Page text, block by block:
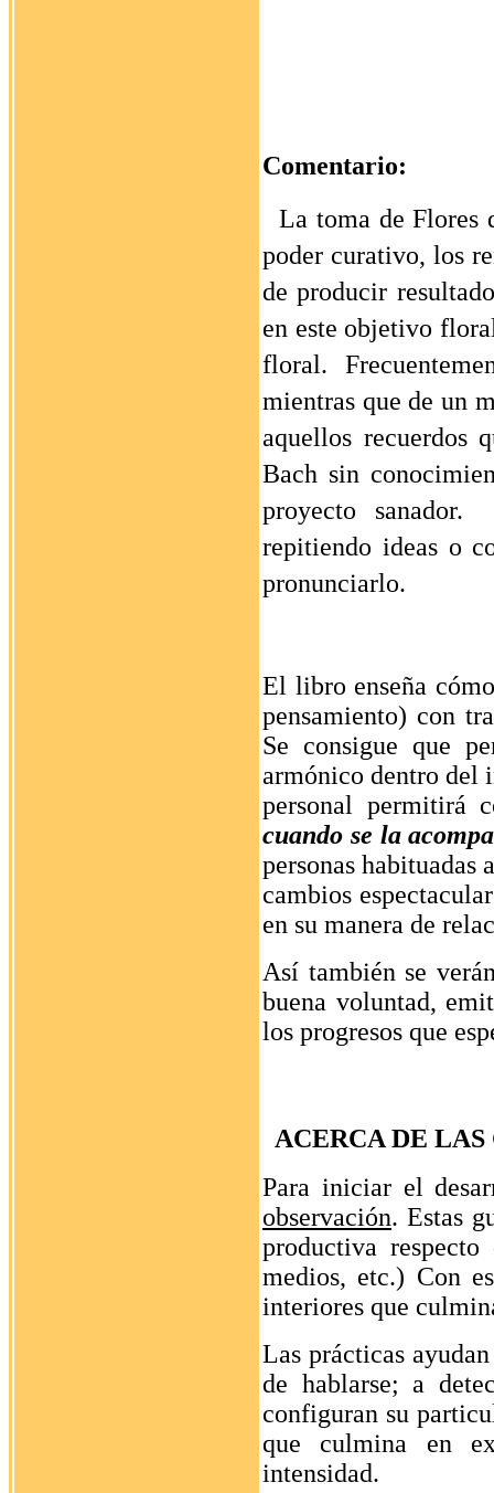
Comentario:
La toma de Flores
poder curativo, los
de producir
en este objetivo
floral.
mientras que de un
aquellos recuerdos
Bach sin
proyecto sanador.
repitiendo ideas o
pronunciarlo.
El libro enseña
pensamiento) con
Se consigue que
armónico dentro del
personal permitirá
cuando se la
personas habituadas
cambios
en su manera de
Así también se
buena voluntad,
los progresos que
ACERCA DE
Para iniciar el
observación. Estas
productiva
medios, etc.) Con
interiores que
Las prácticas
de hablarse; a
configuran su
que culmina en
intensidad.